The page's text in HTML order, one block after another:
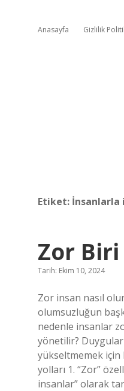
Anasayfa Gizlilik
Etiket: İnsanlarla
Zor Biri
Tarih: Ekim 10, 2024
Zor insan nasıl
olumsuzluğun
nedenle insanlar
yönetilir?
yükseltmemek için
yolları 1. “Zor”
insanlar” olarak